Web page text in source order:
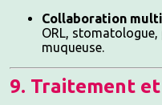
Collaboration
ORL,
muqueuse.
9. Traitement